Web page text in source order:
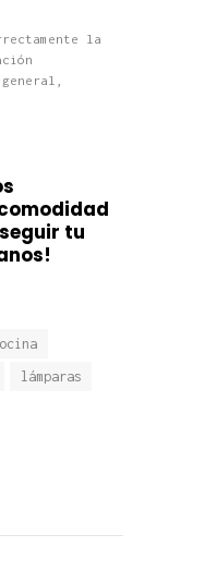
la
tu
lámparas